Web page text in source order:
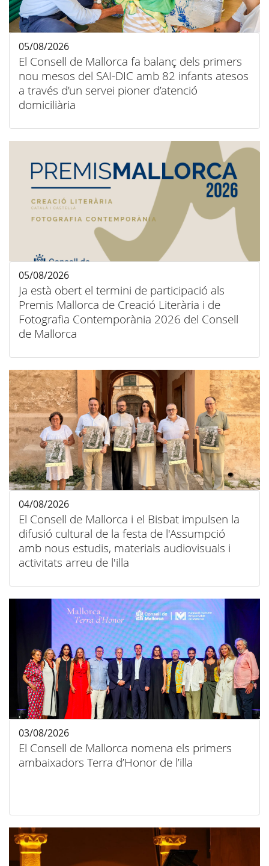
El Consell de Mallorca fa balanç dels primers
nou mesos del SAI-DIC amb 82 infants atesos
a través d’un servei pioner d’atenció
domiciliària
05/08/2026
Ja està obert el termini de participació als
Premis Mallorca de Creació Literària i de
Fotografia Contemporània 2026 del Consell
de Mallorca
05/08/2026
El Consell de Mallorca i el Bisbat impulsen la
difusió cultural de la festa de l'Assumpció
amb nous estudis, materials audiovisuals i
activitats arreu de l'illa
04/08/2026
El Consell de Mallorca nomena els primers
ambaixadors Terra d’Honor de l’illa
03/08/2026